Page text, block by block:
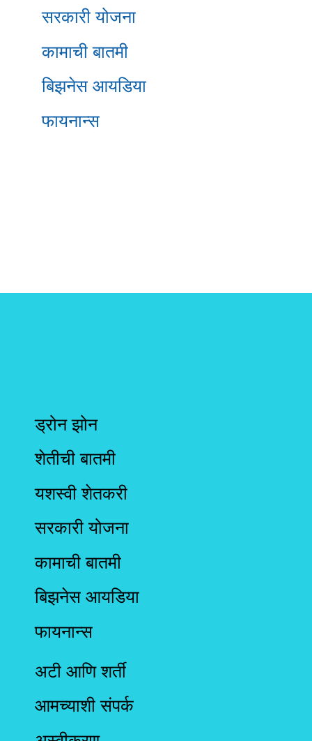
सरकारी योजना
कामाची बातमी
बिझनेस आयडिया
फायनान्स
ड्रोन झोन
शेतीची बातमी
यशस्वी शेतकरी
सरकारी योजना
कामाची बातमी
बिझनेस आयडिया
फायनान्स
अटी आणि शर्ती
आमच्याशी संपर्क